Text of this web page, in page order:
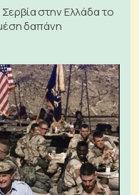
στην Ελλάδα το
δαπάνη